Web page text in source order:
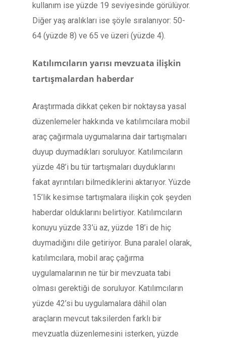
kullanım ise yüzde 19 seviyesinde görülüyor.
Diğer yaş aralıkları ise şöyle sıralanıyor: 50-
64 (yüzde 8) ve 65 ve üzeri (yüzde 4).
Katılımcıların yarısı mevzuata ilişkin
tartışmalardan haberdar
Araştırmada dikkat çeken bir noktaysa yasal
düzenlemeler hakkında ve katılımcılara mobil
araç çağırmala uygumalarına dair tartışmaları
duyup duymadıkları soruluyor. Katılımcıların
yüzde 48’i bu tür tartışmaları duyduklarını
fakat ayrıntıları bilmediklerini aktarıyor. Yüzde
15’lik kesimse tartışmalara ilişkin çok şeyden
haberdar olduklarını belirtiyor. Katılımcıların
konuyu yüzde 33’ü az, yüzde 18’i de hiç
duymadığını dile getiriyor. Buna paralel olarak,
katılımcılara, mobil araç çağırma
uygulamalarının ne tür bir mevzuata tabi
olması gerektiği de soruluyor. Katılımcıların
yüzde 42’si bu uygulamalara dâhil olan
araçların mevcut taksilerden farklı bir
mevzuatla düzenlemesini isterken, yüzde